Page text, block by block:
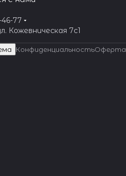
77
Кожевническая 7c1
КонфиденциальностьОферта